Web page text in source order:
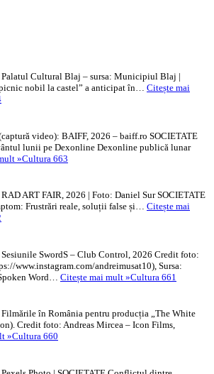
Palatul Cultural Blaj – sursa: Municipiul Blaj |
nobil la castel” a anticipat în… Citește mai
video): BAIFF, 2026 – baiff.ro SOCIETATE
lunii pe Dexonline Dexonline publică lunar
»Cultura 663
ART FAIR, 2026 | Foto: Daniel Sur SOCIETATE
Frustrări reale, soluții false și… Citește mai
SwordS – Club Control, 2026 Credit foto:
www.instagram.com/andreimusat10), Sursa:
Word… Citește mai mult »Cultura 661
Filmările în România pentru producția „The White
Credit foto: Andreas Mircea – Icon Films,
»Cultura 660